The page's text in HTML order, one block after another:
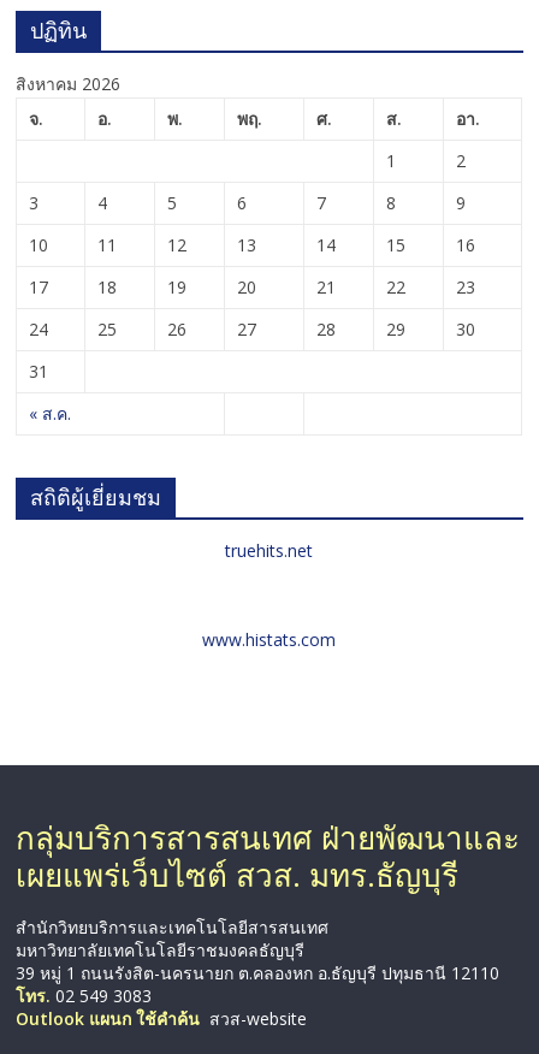
ปฏิทิน
สิงหาคม 2026
จ.
อ. พ. พฤ. ศ. ส. อา.
« ส.ค.
1
2
3
4 5 6 7 8
9
10
11 12 13 14 15
16
17
18 19 20 21 22
23
24
25 26 27 28 29
30
31
สถิติผู้เยี่ยมชม
truehits.net
www.histats.com
กลุ่มบริการสารสนเทศ ฝ่ายพัฒนาและ
เผยแพร่เว็บไซต์ สวส. มทร.ธัญบุรี
สำนักวิทยบริการและเทคโนโลยีสารสนเทศ
มหาวิทยาลัยเทคโนโลยีราชมงคลธัญบุรี
39 หมู่ 1 ถนนรังสิต-นครนายก ต.คลองหก อ.ธัญบุรี ปทุมธานี 12110
โทร. 02 549 3083
Outlook แผนก ใช้คำค้น สวส-website